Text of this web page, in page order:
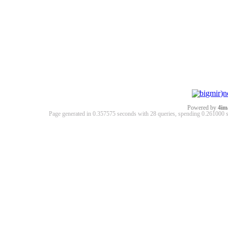
Powered by
Page generated in 0.357575 seconds with 28 queries, spending